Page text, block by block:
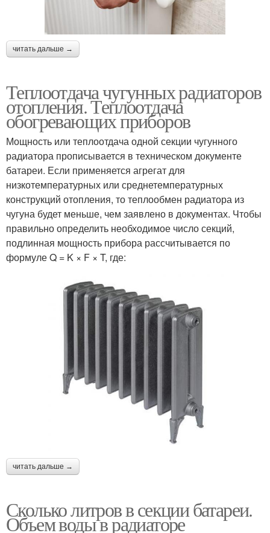
читать дальше →
Теплоотдача чугунных радиаторов
отопления. Теплоотдача
обогревающих приборов
Мощность или теплоотдача одной секции чугунного
радиатора прописывается в техническом документе
батареи. Если применяется агрегат для
низкотемпературных или среднетемпературных
конструкций отопления, то теплообмен радиатора из
чугуна будет меньше, чем заявлено в документах. Чтобы
правильно определить необходимое число секций,
подлинная мощность прибора рассчитывается по
формуле Q = K × F × T, где:
читать дальше →
Сколько литров в секции батареи.
Объем воды в радиаторе